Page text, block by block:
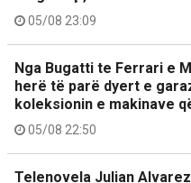
05/08 23:09
Nga Bugatti te Ferrari e
herë të parë dyert e
koleksionin e makinave
05/08 22:50
Telenovela Julian